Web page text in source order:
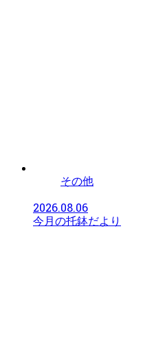
その他
2026.08.06
今月の托鉢だより